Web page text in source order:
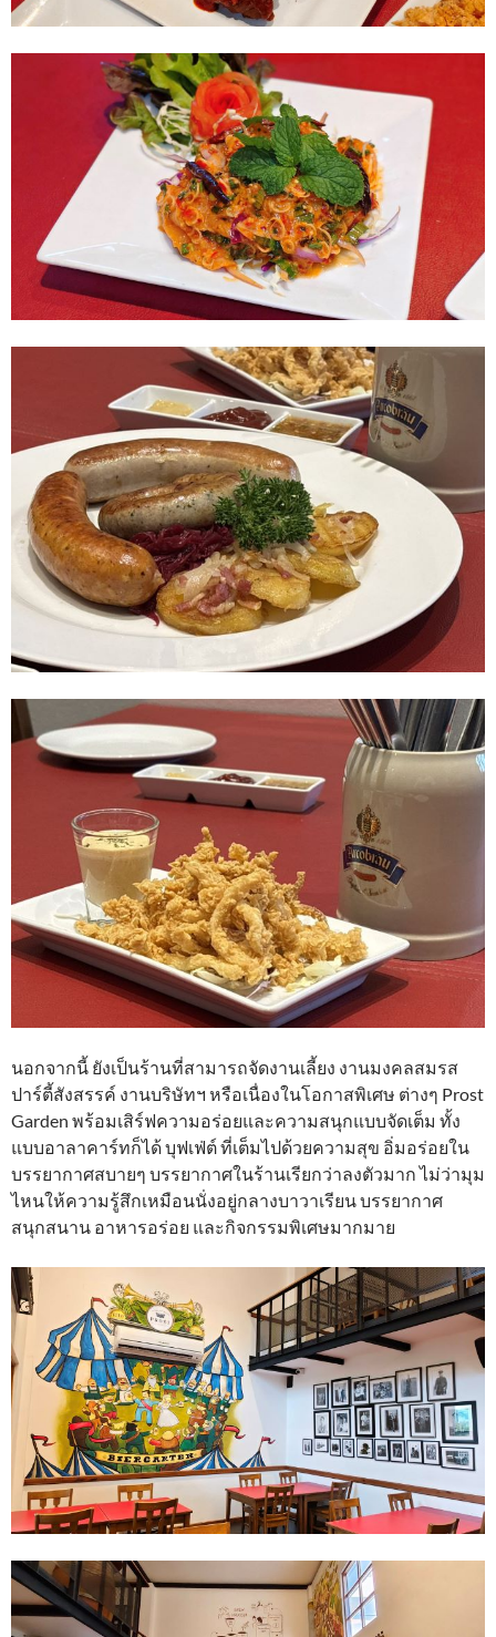
นอกจากนี้ ยังเป็นร้านที่สามารถจัดงานเลี้ยง งานมงคลสมรส
ปาร์ตี้สังสรรค์ งานบริษัทฯ หรือเนื่องในโอกาสพิเศษ ต่างๆ Prost
Garden พร้อมเสิร์ฟความอร่อยและความสนุกแบบจัดเต็ม ทั้ง
แบบอาลาคาร์ทก็ได้ บุฟเฟ่ต์ ที่เต็มไปด้วยความสุข อิ่มอร่อยใน
บรรยากาศสบายๆ บรรยากาศในร้านเรียกว่าลงตัวมาก ไม่ว่ามุม
ไหนให้ความรู้สึกเหมือนนั่งอยู่กลางบาวาเรียน บรรยากาศ
สนุกสนาน อาหารอร่อย และกิจกรรมพิเศษมากมาย